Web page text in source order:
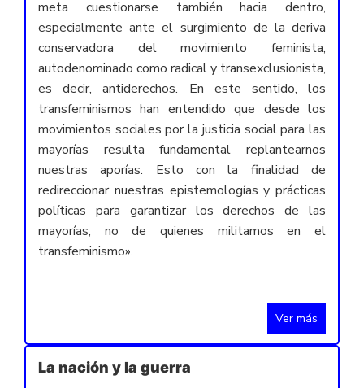
meta cuestionarse también hacia dentro,
especialmente ante el surgimiento de la deriva
conservadora del movimiento feminista,
autodenominado como radical y transexclusionista,
es decir, antiderechos. En este sentido, los
transfeminismos han entendido que desde los
movimientos sociales por la justicia social para las
mayorías resulta fundamental replantearnos
nuestras aporías. Esto con la finalidad de
redireccionar nuestras epistemologías y prácticas
políticas para garantizar los derechos de las
mayorías, no de quienes militamos en el
transfeminismo».
Ver más
La nación y la guerra